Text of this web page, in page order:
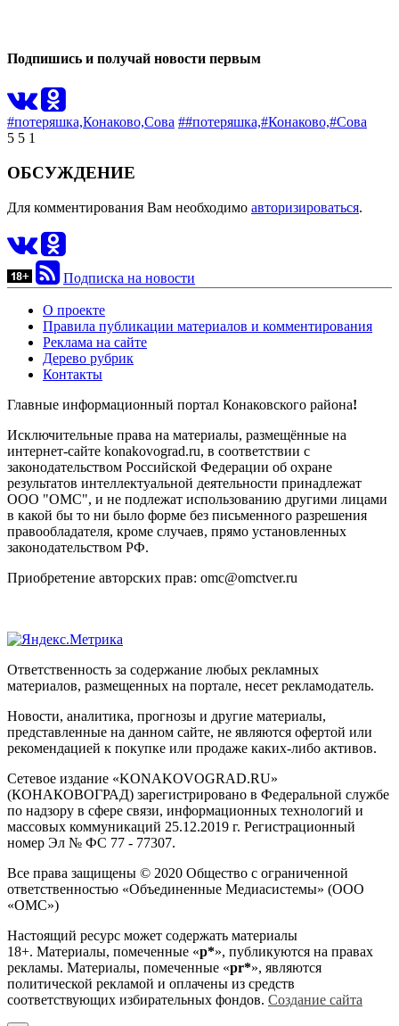
Подпишись и получай новости первым
#потеряшка,Конаково,Сова ##потеряшка,#Конаково,#Сова
5 5 1
ОБСУЖДЕНИЕ
Для комментирования Вам необходимо авторизироваться.
Подписка на новости
О проекте
Правила публикации материалов и комментирования
Реклама на сайте
Дерево рубрик
Контакты
Главные информационный портал Конаковского района!
Исключительные права на материалы, размещённые на
интернет-сайте konakovograd.ru, в соответствии с
законодательством Российской Федерации об охране
результатов интеллектуальной деятельности принадлежат
ООО "ОМС", и не подлежат использованию другими лицами
в какой бы то ни было форме без письменного разрешения
правообладателя, кроме случаев, прямо установленных
законодательством РФ.
Приобретение авторских прав: omc@omctver.ru
Ответственность за содержание любых рекламных
материалов, размещенных на портале, несет рекламодатель.
Новости, аналитика, прогнозы и другие материалы,
представленные на данном сайте, не являются офертой или
рекомендацией к покупке или продаже каких-либо активов.
Сетевое издание «KONAKOVOGRAD.RU»
(КОНАКОВОГРАД) зарегистрировано в Федеральной службе
по надзору в сфере связи, информационных технологий и
массовых коммуникаций 25.12.2019 г. Регистрационный
номер Эл № ФС 77 - 77307.
Все права защищены © 2020 Общество с ограниченной
ответственностью «Объединенные Медиасистемы» (ООО
«ОМС»)
Настоящий ресурс может содержать материалы
18+. Материалы, помеченные «р*», публикуются на правах
рекламы. Материалы, помеченные «рr*», являются
политической рекламой и оплачены из средств
соответствующих избирательных фондов. Создание сайта